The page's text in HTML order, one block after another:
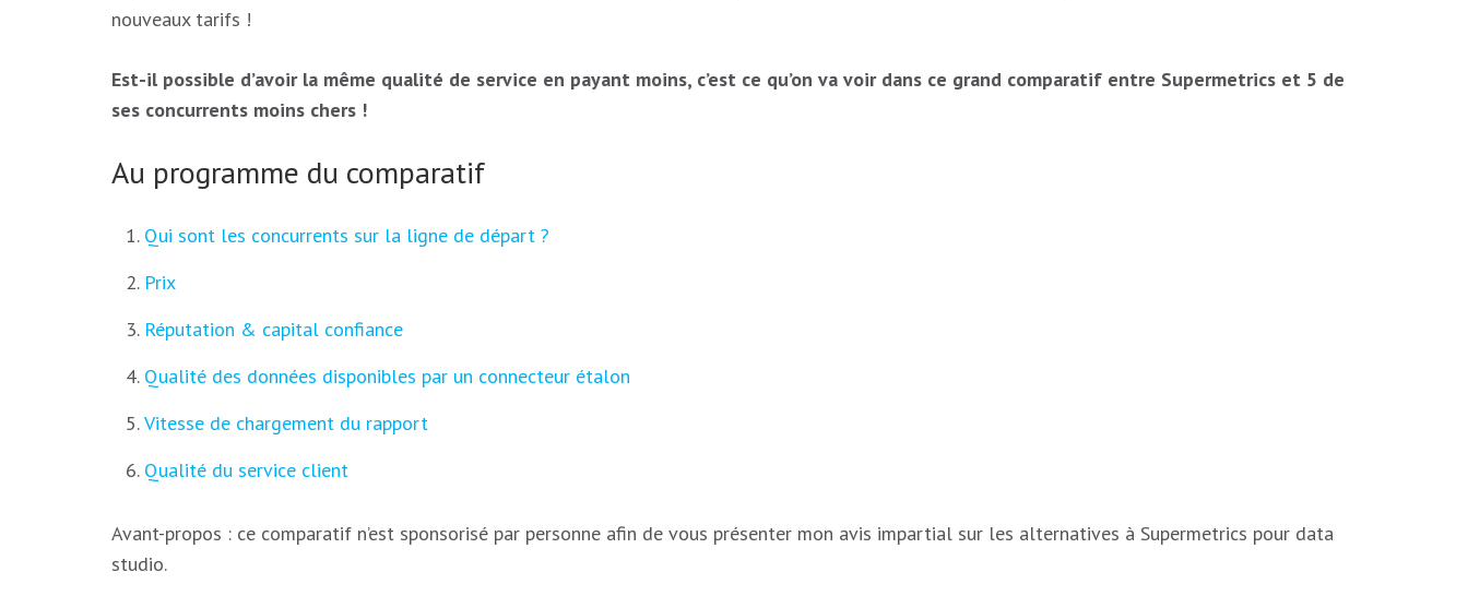
nouveaux tarifs !
Est-il possible d’avoir la même qualité de service en payant moins, c’est ce qu’on va voir dans ce grand comparatif entre Supermetrics et 5 de
ses concurrents moins chers !
Au programme du comparatif
Qui sont les concurrents sur la ligne de départ ?
Prix
Réputation & capital confiance
Qualité des données disponibles par un connecteur étalon
Vitesse de chargement du rapport
Qualité du service client
Avant-propos : ce comparatif n’est sponsorisé par personne afin de vous présenter mon avis impartial sur les alternatives à Supermetrics pour data
studio.